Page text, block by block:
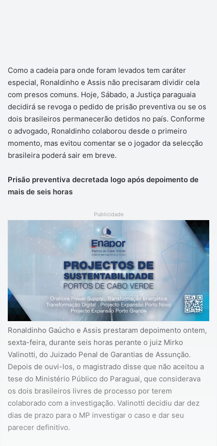
Como a cadeia para onde foram levados tem caráter
especial, Ronaldinho e Assis não precisaram dividir cela
com presos comuns. Hoje, Sábado, a Justiça paraguaia
decidirá se revoga o pedido de prisão preventiva ou se os
dois brasileiros permanecerão detidos no país. Conforme
o advogado, Ronaldinho colaborou desde o primeiro
momento, mas evitou comentar se o jogador da selecção
brasileira poderá sair em breve.
Prisão preventiva decretada logo após depoimento de
mais de seis horas
Publicidade
Ronaldinho Gaúcho e Assis prestaram depoimento ontem,
sexta-feira, durante seis horas perante o juiz Mirko
Valinotti, do Juizado Penal de Garantias de Assunção.
Depois de ouvi-los, o magistrado disse que não aceitou a
tese do Ministério Público do Paraguai, que considerava
os dois brasileiros livres de processo por terem
colaborado com a investigação. Valinotti decidiu dar dez
dias de prazo para o MP investigar o caso e dar seu
parecer definitivo.